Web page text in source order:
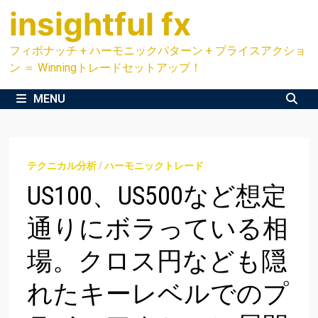
Skip
content
insightful fx
フィボナッチ + ハーモニックパターン + プライスアクショ
ン ＝ Winningトレードセットアップ！
MENU
テクニカル分析/ハーモニックトレード
US100、US500など想定
通りにボラっている相
場。クロス円なども隠
れたキーレベルでのプ